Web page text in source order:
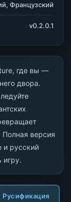
где вы —
двора.
версия
и русский
игру.
Русификация
Французский
v0.2.0.1